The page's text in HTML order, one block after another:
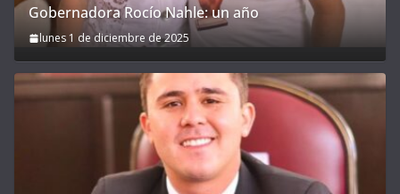
Gobernadora Rocío Nahle: un año
lunes 1 de diciembre de 2025